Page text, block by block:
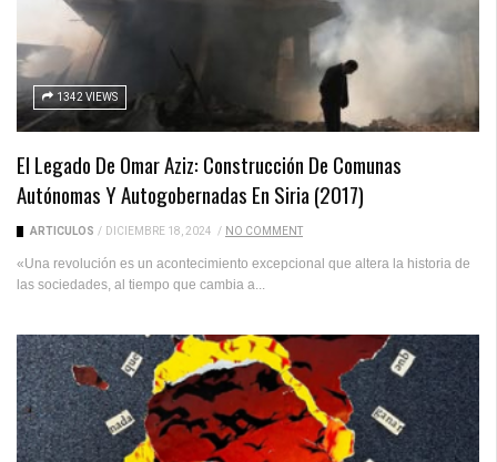
1342 VIEWS
El Legado De Omar Aziz: Construcción De Comunas
Autónomas Y Autogobernadas En Siria (2017)
ARTICULOS / DICIEMBRE 18, 2024 / NO COMMENT
«Una revolución es un acontecimiento excepcional que altera la historia de
las sociedades, al tiempo que cambia a...